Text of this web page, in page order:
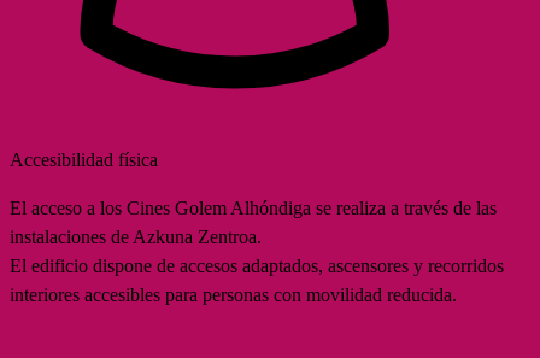
Accesibilidad física
El acceso a los Cines Golem Alhóndiga se realiza a través de las
instalaciones de Azkuna Zentroa.
El edificio dispone de accesos adaptados, ascensores y recorridos
interiores accesibles para personas con movilidad reducida.